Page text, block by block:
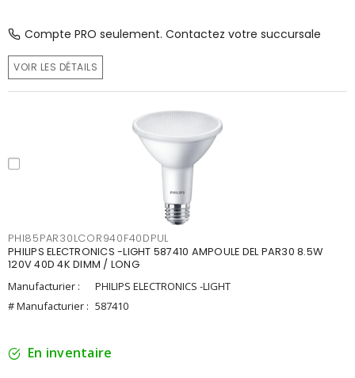
Compte PRO seulement. Contactez votre succursale
VOIR LES DÉTAILS
PHI85PAR30LCOR940F40DPUL
PHILIPS ELECTRONICS -LIGHT 587410 AMPOULE DEL PAR30 8.5W
120V 40D 4K DIMM / LONG
Manufacturier :
PHILIPS ELECTRONICS -LIGHT
# Manufacturier : 587410
En inventaire